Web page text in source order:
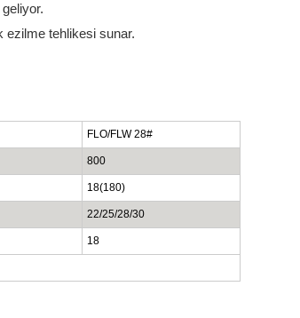
ezilme tehlikesi sunar.
FLO/FLW 28#
800
18(180)
22/25/28/30
18